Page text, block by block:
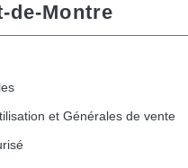
de-Montre
et Générales de vente